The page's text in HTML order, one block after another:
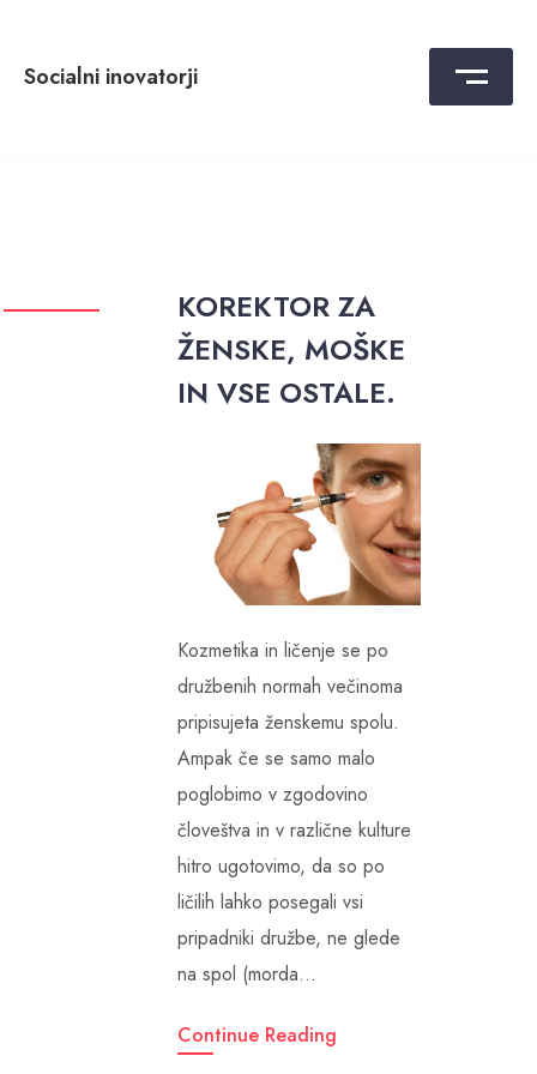
content
Socialni inovatorji
KOREKTOR ZA
ŽENSKE, MOŠKE
IN VSE OSTALE.
Kozmetika in ličenje se po
družbenih normah večinoma
pripisujeta ženskemu spolu.
Ampak če se samo malo
poglobimo v zgodovino
človeštva in v različne kulture
hitro ugotovimo, da so po
ličilih lahko posegali vsi
pripadniki družbe, ne glede
na spol (morda…
Continue Reading